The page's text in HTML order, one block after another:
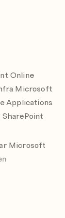
Online
Microsoft
Applications
Microsoft